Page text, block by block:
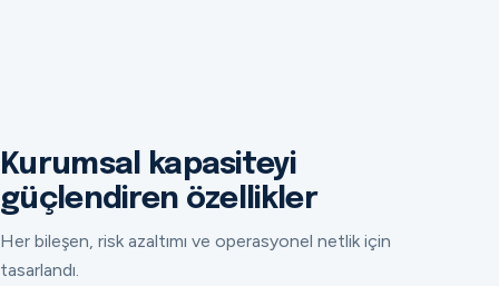
Kurumsal kapasiteyi
güçlendiren özellikler
Her bileşen, risk azaltımı ve operasyonel netlik için
tasarlandı.